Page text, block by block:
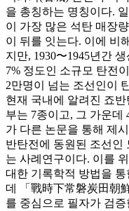
을 총칭하는 명칭이다.
이 가장 많은 석탄 매장
이 뒤를 잇는다. 이에 비
지만, 1930〜1945년간
7% 정도인 소규모 탄전
2만명이 넘는 조선인이
현재 국내에 알려진 죠
부는 7종이고, 그 가운데
가 다른 논문을 통해 제
반탄전에 동원된 조선인
는 사례연구이다. 이를
대한 기록학적 방법을
데 「戰時下常磐炭田朝
를 중심으로 필자가 검